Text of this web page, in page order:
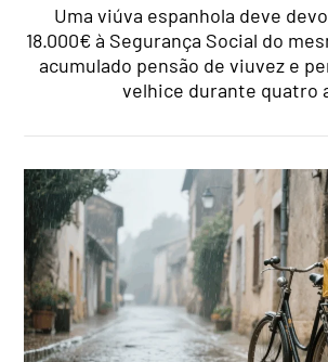
Uma viúva espanhola deve
18.000€ à Segurança Social do
acumulado pensão de viuvez e
velhice durante quatro